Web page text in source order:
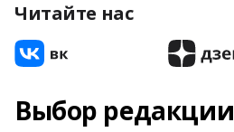
Читайте нас
Выбор редакции